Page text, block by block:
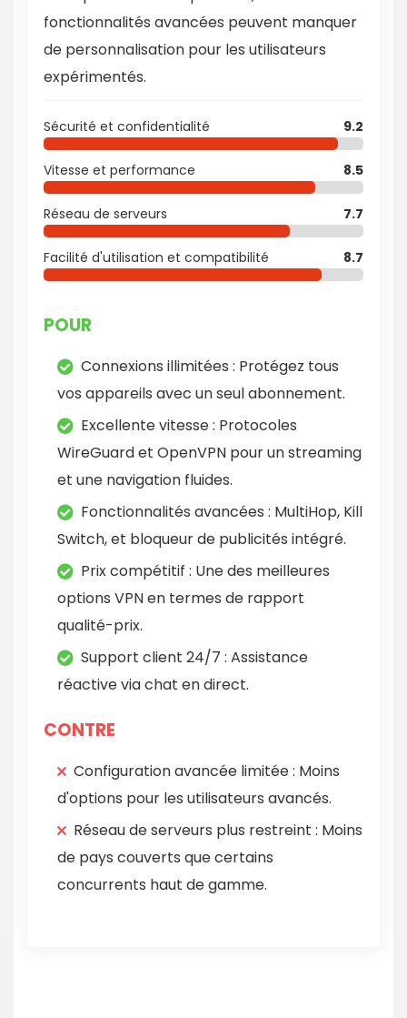
fonctionnalités avancées peuvent manquer
de personnalisation pour les utilisateurs
expérimentés.
Sécurité et confidentialité 9.2
Vitesse et performance 8.5
Réseau de serveurs 7.7
Facilité d'utilisation et compatibilité 8.7
POUR
Connexions illimitées : Protégez tous
vos appareils avec un seul abonnement.
Excellente vitesse : Protocoles
WireGuard et OpenVPN pour un streaming
et une navigation fluides.
Fonctionnalités avancées : MultiHop, Kill
Switch, et bloqueur de publicités intégré.
Prix compétitif : Une des meilleures
options VPN en termes de rapport
qualité-prix.
Support client 24/7 : Assistance
réactive via chat en direct.
CONTRE
Configuration avancée limitée : Moins
d'options pour les utilisateurs avancés.
Réseau de serveurs plus restreint : Moins
de pays couverts que certains
concurrents haut de gamme.